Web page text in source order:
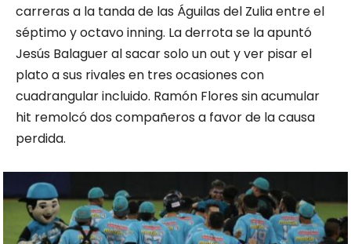
carreras a la tanda de las Águilas del Zulia entre el
séptimo y octavo inning. La derrota se la apuntó
Jesús Balaguer al sacar solo un out y ver pisar el
plato a sus rivales en tres ocasiones con
cuadrangular incluido. Ramón Flores sin acumular
hit remolcó dos compañeros a favor de la causa
perdida.